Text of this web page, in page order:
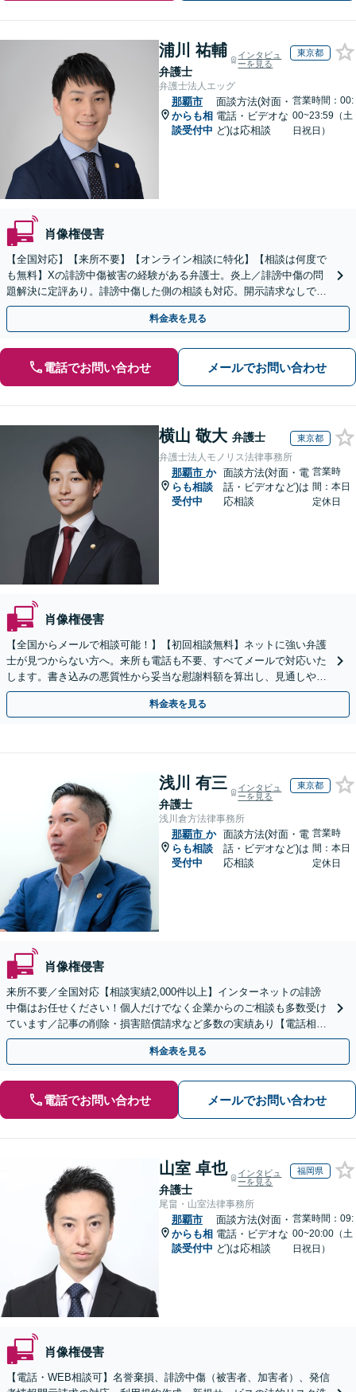
浦川 祐輔
弁護士
インタビュ
ーを見る
東京都
弁護士法人エッグ
那覇市
からも相
談受付中
面談方法(対面・
電話・ビデオな
ど)は応相談
営業時間：00:
00~23:59（土
日祝日）
肖像権侵害
【全国対応】【来所不要】【オンライン相談に特化】【相談は何度で
も無料】Xの誹謗中傷被害の経験がある弁護士。炎上／誹謗中傷の問
題解決に定評あり。誹謗中傷した側の相談も対応。開示請求なしで本
人の特定ができる場合もあり。
料金表を見る
電話でお問い合わせ メールでお問い合わせ
横山 敬大 弁護士 東京都
弁護士法人モノリス法律事務所
那覇市 か
らも相談
受付中
面談方法(対面・電
話・ビデオなど)は
応相談
営業時
間：本日
定休日
肖像権侵害
【全国からメールで相談可能！】【初回相談無料】ネットに強い弁護
士が見つからない方へ。来所も電話も不要、すべてメールで対応いた
します。書き込みの悪質性から妥当な慰謝料額を算出し、見通しや費
用面のリスクも包み隠さずお伝えしサポートします。
料金表を見る
浅川 有三
弁護士
インタビュ
ーを見る
東京都
浅川倉方法律事務所
那覇市 か
らも相談
受付中
面談方法(対面・電
話・ビデオなど)は
応相談
営業時
間：本日
定休日
肖像権侵害
来所不要／全国対応【相談実績2,000件以上】インターネットの誹謗
中傷はお任せください！個人だけでなく企業からのご相談も多数受け
ています／記事の削除・損害賠償請求など多数の実績あり【電話相談
可】【初回相談無料】【夜間休日面談可】
料金表を見る
電話でお問い合わせ メールでお問い合わせ
山室 卓也
弁護士
インタビュ
ーを見る
福岡県
尾畠・山室法律事務所
那覇市
からも相
談受付中
面談方法(対面・
電話・ビデオな
ど)は応相談
営業時間：09:
00~20:00（土
日祝日）
肖像権侵害
【電話・WEB相談可】名誉棄損、誹謗中傷（被害者、加害者）、発信